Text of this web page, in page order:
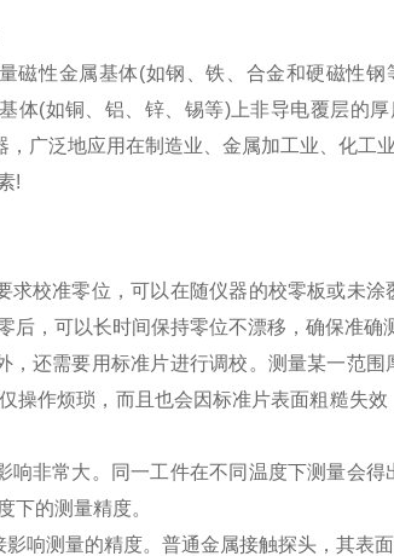
性金属基体(如钢、铁、合金和硬磁性钢
体(如铜、铝、锌、锡等)上非导电覆层的
广泛地应用在制造业、金属加工业、化工
!
校准零位，可以在随仪器的校零板或未涂
，可以长时间保持零位不漂移，确保准确
还需要用标准片进行调校。测量某一范围
操作烦琐，而且也会因标准片表面粗糙失
非常大。同一工件在不同温度下测量会得
下的测量精度。
测量的精度。普通金属接触探头，其表面